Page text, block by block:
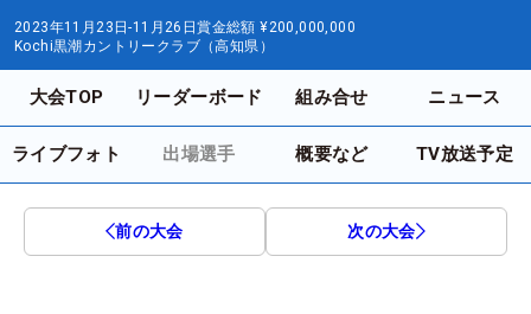
2023年11月23日-11月26日賞金総額 ¥200,000,000
Kochi黒潮カントリークラブ（高知県）
大会TOP リーダーボード 組み合せ ニュース
ライブフォト 出場選手 概要など TV放送予定
前の大会 次の大会